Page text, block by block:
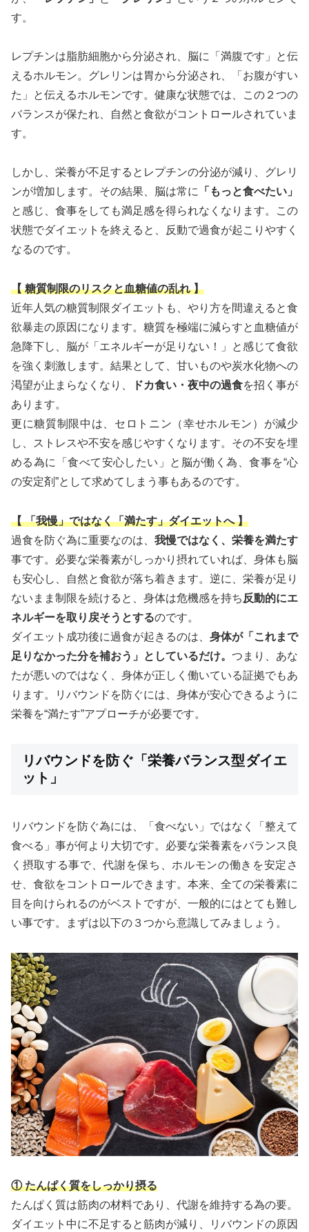
す。
レプチンは脂肪細胞から分泌され、脳に「満腹です」と伝
えるホルモン。グレリンは胃から分泌され、「お腹がすい
た」と伝えるホルモンです。健康な状態では、この２つの
バランスが保たれ、自然と食欲がコントロールされていま
す。
しかし、栄養が不足するとレプチンの分泌が減り、グレリ
ンが増加します。その結果、脳は常に
「もっと食べたい」
と感じ、食事をしても満足感を得られなくなります。この
状態でダイエットを終えると、反動で過食が起こりやすく
なるのです。
【 糖質制限のリスクと血糖値の乱れ 】
近年人気の糖質制限ダイエットも、やり方を間違えると食
欲暴走の原因になります。糖質を極端に減らすと血糖値が
急降下し、脳が「エネルギーが足りない！」と感じて食欲
を強く刺激します。結果として、甘いものや炭水化物への
渇望が止まらなくなり、
ドカ食い・夜中の過食を招く事が
あります。
更に糖質制限中は、セロトニン（幸せホルモン）が減少
し、ストレスや不安を感じやすくなります。その不安を埋
める為に「食べて安心したい」と脳が働く為、食事を“心
の安定剤”として求めてしまう事もあるのです。
【 「我慢」ではなく「満たす」ダイエットへ 】
過食を防ぐ為に重要なのは、 我慢ではなく、栄養を満たす
事です。必要な栄養素がしっかり摂れていれば、身体も脳
も安心し、自然と食欲が落ち着きます。逆に、栄養が足り
ないまま制限を続けると、身体は危機感を持ち 反動的にエ
ネルギーを取り戻そうとするのです。
ダイエット成功後に過食が起きるのは、 身体が「これまで
足りなかった分を補おう」としているだけ。 つまり、あな
たが悪いのではなく、身体が正しく働いている証拠でもあ
ります。リバウンドを防ぐには、身体が安心できるように
栄養を“満たす”アプローチが必要です。
リバウンドを防ぐ「栄養バランス型ダイエ
ット」
リバウンドを防ぐ為には、「食べない」ではなく「整えて
食べる」事が何より大切です。必要な栄養素をバランス良
く摂取する事で、代謝を保ち、ホルモンの働きを安定さ
せ、食欲をコントロールできます。本来、全ての栄養素に
目を向けられるのがベストですが、一般的にはとても難し
い事です。まずは以下の３つから意識してみましょう。
① たんぱく質をしっかり摂る
たんぱく質は筋肉の材料であり、代謝を維持する為の要。
ダイエット中に不足すると筋肉が減り、リバウンドの原因